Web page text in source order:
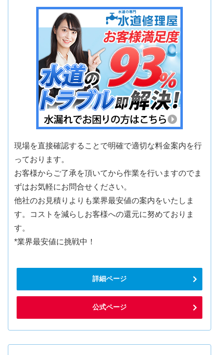
現場を直接確認することで明確で適切な料金案内を行
っております。
お客様からご了承を頂いてから作業を行いますのでま
ずはお気軽にお問合せください。
他社のお見積りよりも業界最安値の案内をいたしま
す。コストを減らしお客様への還元に努めておりま
す。
*業界最安値に挑戦中！
詳細ページ
公式ページ